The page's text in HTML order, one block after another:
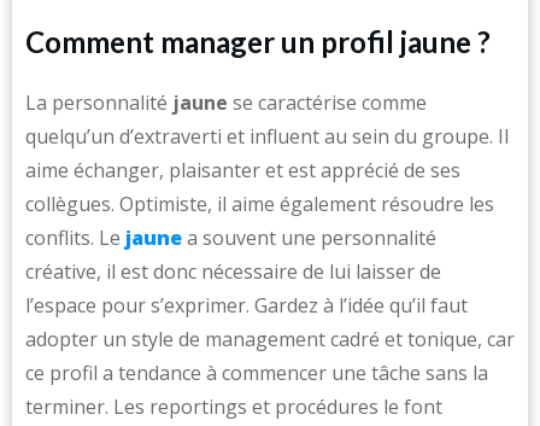
Comment manager un profil jaune ?
La personnalité jaune se caractérise comme
quelqu’un d’extraverti et influent au sein du groupe. Il
aime échanger, plaisanter et est apprécié de ses
collègues. Optimiste, il aime également résoudre les
conflits. Le jaunea souvent une personnalité
créative, il est donc nécessaire de lui laisser de
l’espace pour s’exprimer. Gardez à l’idée qu’il faut
adopter un style de management cadré et tonique, car
ce profil a tendance à commencer une tâche sans la
terminer. Les reportings et procédures le font